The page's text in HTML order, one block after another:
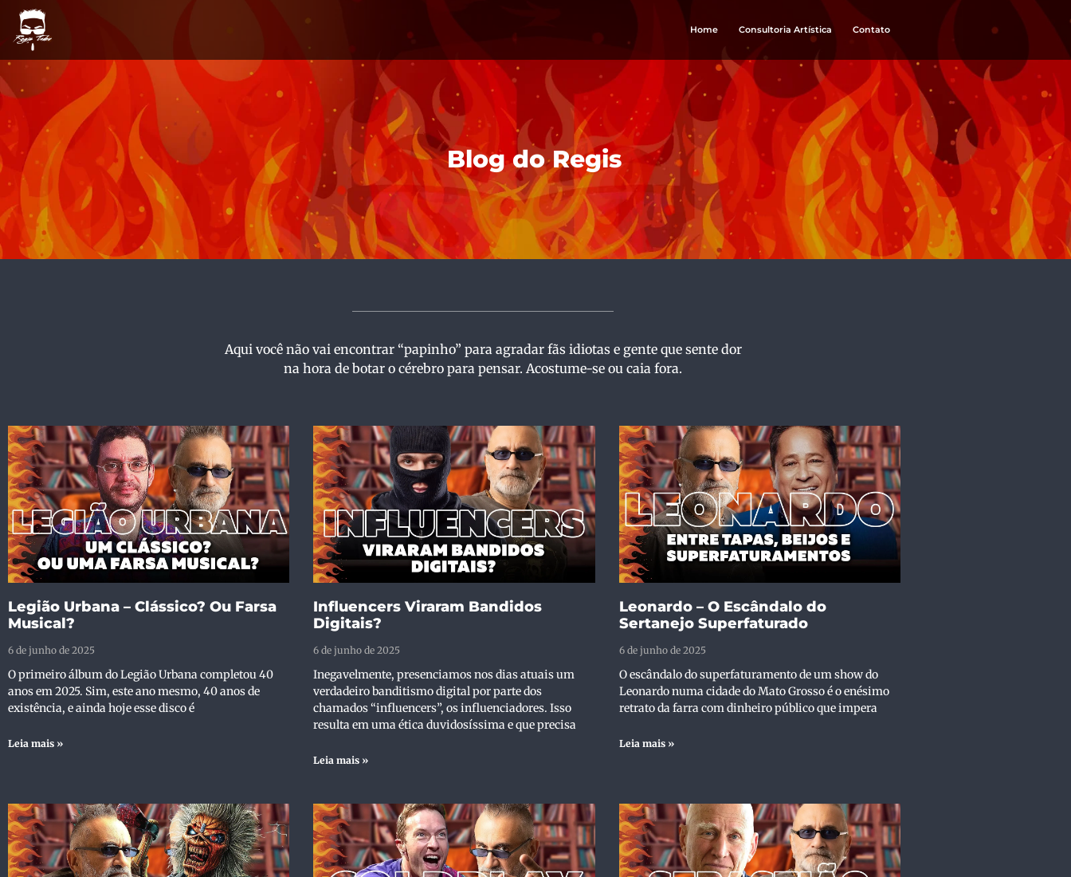
Home Consultoria Artística Contato
Blog do Regis
Aqui você não vai encontrar “papinho” para agradar fãs idiotas e gente que sente dor
na hora de botar o cérebro para pensar. Acostume-se ou caia fora.
Legião Urbana – Clássico? Ou Farsa
Musical?
6 de junho de 2025
O primeiro álbum do Legião Urbana completou 40
anos em 2025. Sim, este ano mesmo, 40 anos de
existência, e ainda hoje esse disco é
Leia mais »
Influencers Viraram Bandidos
Digitais?
6 de junho de 2025
Inegavelmente, presenciamos nos dias atuais um
verdadeiro banditismo digital por parte dos
chamados “influencers”, os influenciadores. Isso
resulta em uma ética duvidosíssima e que precisa
Leia mais »
Leonardo – O Escândalo do
Sertanejo Superfaturado
6 de junho de 2025
O escândalo do superfaturamento de um show do
Leonardo numa cidade do Mato Grosso é o enésimo
retrato da farra com dinheiro público que impera
Leia mais »